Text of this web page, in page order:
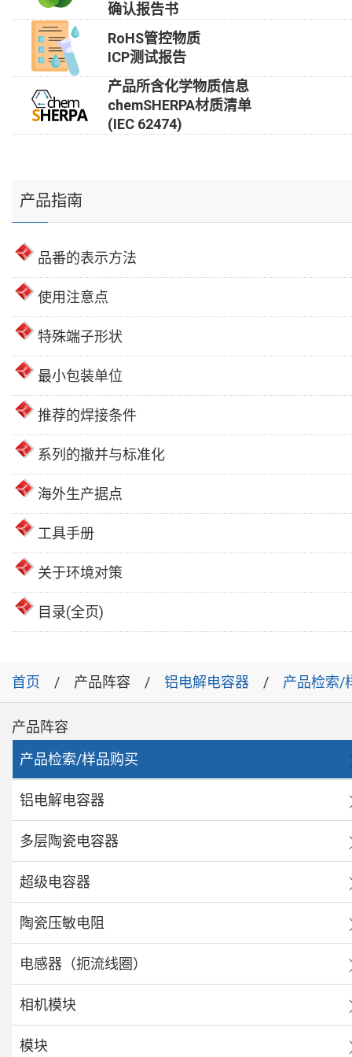
确认报告书
RoHS管控物质
ICP测试报告
产品所含化学物质信息
chemSHERPA材质清单
(IEC 62474)
产品指南
品番的表示方法
使用注意点
特殊端子形状
最小包装单位
推荐的焊接条件
系列的撤并与标准化
海外生产据点
工具手册
关于环境对策
目录(全页)
首页 产品阵容 铝电解电容器 产品检索/
产品阵容
产品检索/样品购买
铝电解电容器
多层陶瓷电容器
超级电容器
陶瓷压敏电阻
电感器（扼流线圈）
相机模块
模块